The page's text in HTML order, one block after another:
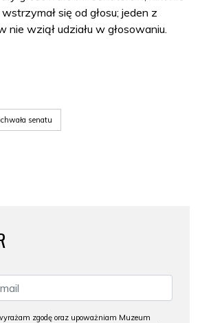
się od głosu; jeden z
nie wziął udziału w głosowaniu.
senatu
zgodę oraz upoważniam Muzeum